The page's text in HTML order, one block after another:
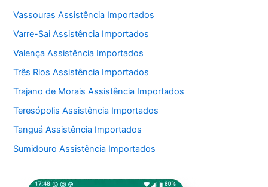
Vassouras Assistência Importados
Varre-Sai Assistência Importados
Valença Assistência Importados
Três Rios Assistência Importados
Trajano de Morais Assistência Importados
Teresópolis Assistência Importados
Tanguá Assistência Importados
Sumidouro Assistência Importados